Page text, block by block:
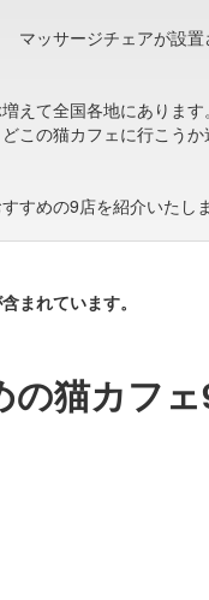
マッサージチェアが設
えて全国各地にあります。
この猫カフェに行こうか
すめの9店を紹介いたしま
まれています。
の猫カフェ